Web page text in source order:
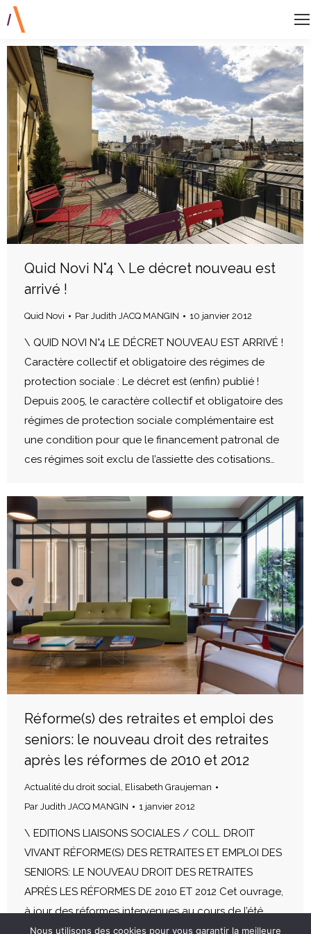
Quid Novi N°4 \ Le décret nouveau est
arrivé !
Quid Novi Par Judith JACQ MANGIN 10 janvier 2012
\ QUID NOVI N°4 LE DÉCRET NOUVEAU EST ARRIVÉ !
Caractère collectif et obligatoire des régimes de
protection sociale : Le décret est (enfin) publié !
Depuis 2005, le caractère collectif et obligatoire des
régimes de protection sociale complémentaire est
une condition pour que le financement patronal de
ces régimes soit exclu de l’assiette des cotisations…
Réforme(s) des retraites et emploi des
seniors: le nouveau droit des retraites
après les réformes de 2010 et 2012
Actualité du droit social
Elisabeth Graujeman
Par Judith JACQ MANGIN 1 janvier 2012
\ EDITIONS LIAISONS SOCIALES / COLL. DROIT
VIVANT RÉFORME(S) DES RETRAITES ET EMPLOI DES
SENIORS: LE NOUVEAU DROIT DES RETRAITES
APRÈS LES RÉFORMES DE 2010 ET 2012 Cet ouvrage,
à jour des réformes intervenues au cours de l’été
2012, permet d’aborder l’ensemble des
Nous utilisons des cookies pour vous garantir la meilleure